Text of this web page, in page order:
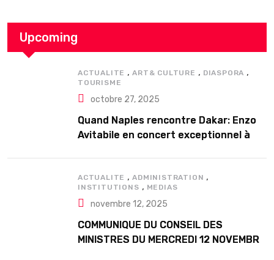
Upcoming
ACTUALITE ,ART& CULTURE , DIASPORA ,
TOURISME
octobre 27, 2025
Quand Naples rencontre Dakar: Enzo
Avitabile en concert exceptionnel à
ACTUALITE ,ADMINISTRATION ,
INSTITUTIONS , MEDIAS
novembre 12, 2025
COMMUNIQUE DU CONSEIL DES
MINISTRES DU MERCREDI 12 NOVEMBRE